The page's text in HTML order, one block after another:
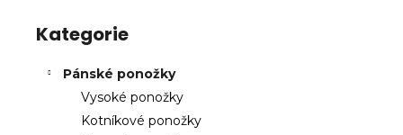
Přeskočit
kategorie
Kategorie
Pánské ponožky
Vysoké ponožky
Kotníkové ponožky